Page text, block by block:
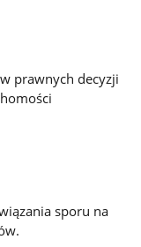
prawnych decyzji
sporu na